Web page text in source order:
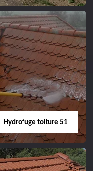
Habillage planche
de rive 51
Hydrofuge toiture 51